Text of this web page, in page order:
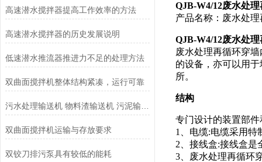
高速潜水搅拌器提高工作效率的方法
高速潜水搅拌器的历史发展说明
低速潜水推流器推进力不足的处理方法
双曲面搅拌机整体结构紧凑，运行可靠
双曲面搅拌机运输与存放要求
双铰刀排污泵具有较低的能耗
QJB-W4/12废水处
产品名称：废水处
QJB-W4/12废水处
废水处理再循环穿
的设备，亦可以用
所。
结构
专门设计的装置部
1、电缆:电缆采用特
2、接线盒:接线盒是
3、废水处理再循环